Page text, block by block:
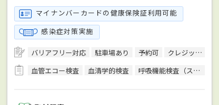
マイナンバーカードの健康保険証利用可能
感染症対策実施
バリアフリー対応 駐車場あり 予約可
クレジットカード対応
血管エコー検査
血清学的検査 呼吸機能検査（スパイロメトリー）